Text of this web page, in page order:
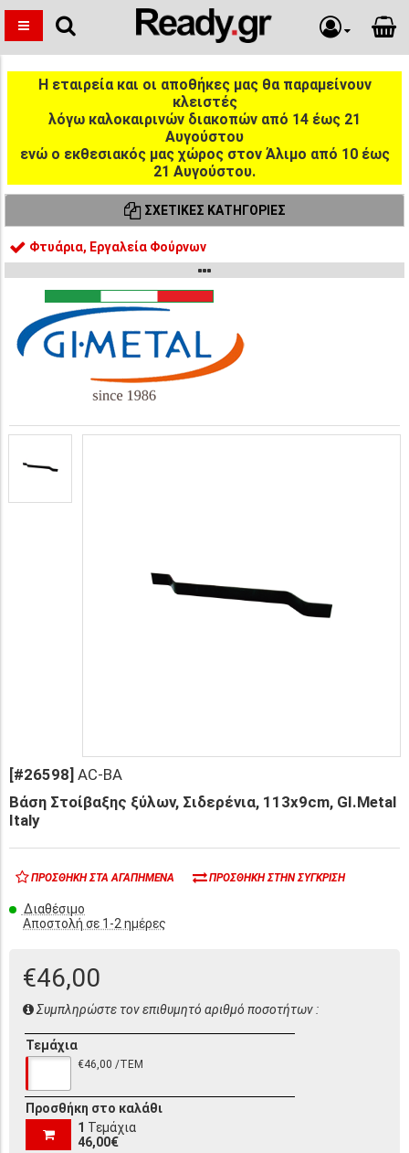
Η εταιρεία και οι αποθήκες μας θα παραμείνουν
κλειστές
λόγω καλοκαιρινών διακοπών από 14 έως 21
Αυγούστου
ενώ ο εκθεσιακός μας χώρος στον Άλιμο από 10 έως
21 Αυγούστου.
ΣΧΕΤΙΚΈΣ ΚΑΤΗΓΟΡΊΕΣ
Φτυάρια, Εργαλεία Φούρνων
[#26598] AC-BA
Βάση Στοίβαξης ξύλων, Σιδερένια, 113x9cm, GI.Metal
Italy
ΠΡΟΣΘΉΚΗ ΣΤΑ ΑΓΑΠΗΜΈΝΑ ΠΡΟΣΘΉΚΗ ΣΤΗΝ ΣΎΓΚΡΙΣΗ
Διαθέσιμο
Αποστολή σε 1-2 ημέρες
€46,00
Συμπληρώστε τον επιθυμητό αριθμό ποσοτήτων :
Τεμάχια
€46,00 /ΤΕΜ
Προσθήκη στο καλάθι
1 Τεμάχια
46,00€